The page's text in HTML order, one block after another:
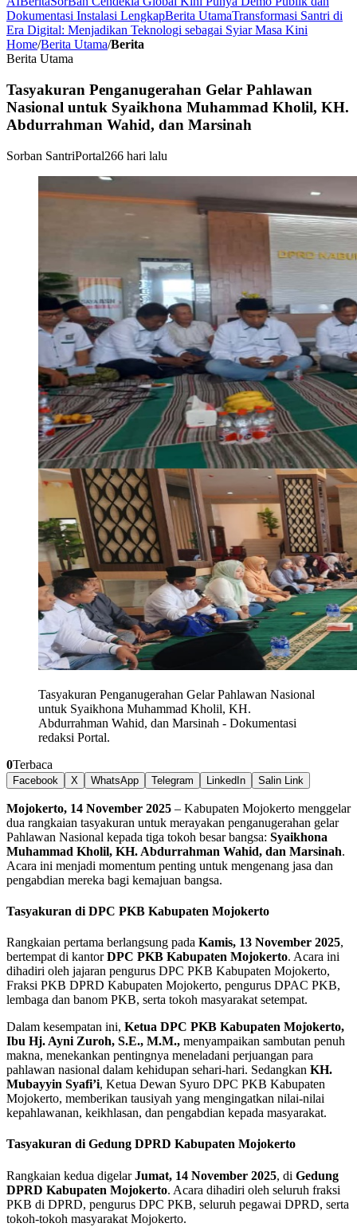
Dokumentasi Instalasi LengkapBerita UtamaTransformasi Santri di
Era Digital: Menjadikan Teknologi sebagai Syiar Masa Kini
Home/Berita Utama/Berita
Berita Utama
Tasyakuran Penganugerahan Gelar Pahlawan
Nasional untuk Syaikhona Muhammad Kholil, KH.
Abdurrahman Wahid, dan Marsinah
Sorban SantriPortal266 hari lalu
Tasyakuran Penganugerahan Gelar Pahlawan Nasional
untuk Syaikhona Muhammad Kholil, KH.
Abdurrahman Wahid, dan Marsinah - Dokumentasi
redaksi Portal.
0Terbaca
Facebook X WhatsApp Telegram LinkedIn Salin Link
Mojokerto, 14 November 2025 – Kabupaten Mojokerto menggelar
dua rangkaian tasyakuran untuk merayakan penganugerahan gelar
Pahlawan Nasional kepada tiga tokoh besar bangsa: Syaikhona
Muhammad Kholil, KH. Abdurrahman Wahid, dan Marsinah.
Acara ini menjadi momentum penting untuk mengenang jasa dan
pengabdian mereka bagi kemajuan bangsa.
Tasyakuran di DPC PKB Kabupaten Mojokerto
Rangkaian pertama berlangsung pada Kamis, 13 November 2025,
bertempat di kantorDPC PKB Kabupaten Mojokerto. Acara ini
dihadiri oleh jajaran pengurus DPC PKB Kabupaten Mojokerto,
Fraksi PKB DPRD Kabupaten Mojokerto, pengurus DPAC PKB,
lembaga dan banom PKB, serta tokoh masyarakat setempat.
Dalam kesempatan ini, Ketua DPC PKB Kabupaten Mojokerto,
Ibu Hj. Ayni Zuroh, S.E., M.M., menyampaikan sambutan penuh
makna, menekankan pentingnya meneladani perjuangan para
pahlawan nasional dalam kehidupan sehari-hari. Sedangkan KH.
Mubayyin Syafi’i, Ketua Dewan Syuro DPC PKB Kabupaten
Mojokerto, memberikan tausiyah yang mengingatkan nilai-nilai
kepahlawanan, keikhlasan, dan pengabdian kepada masyarakat.
Tasyakuran di Gedung DPRD Kabupaten Mojokerto
Rangkaian kedua digelarJumat, 14 November 2025, di Gedung
DPRD Kabupaten Mojokerto. Acara dihadiri oleh seluruh fraksi
PKB di DPRD, pengurus DPC PKB, seluruh pegawai DPRD, serta
tokoh-tokoh masyarakat Mojokerto.